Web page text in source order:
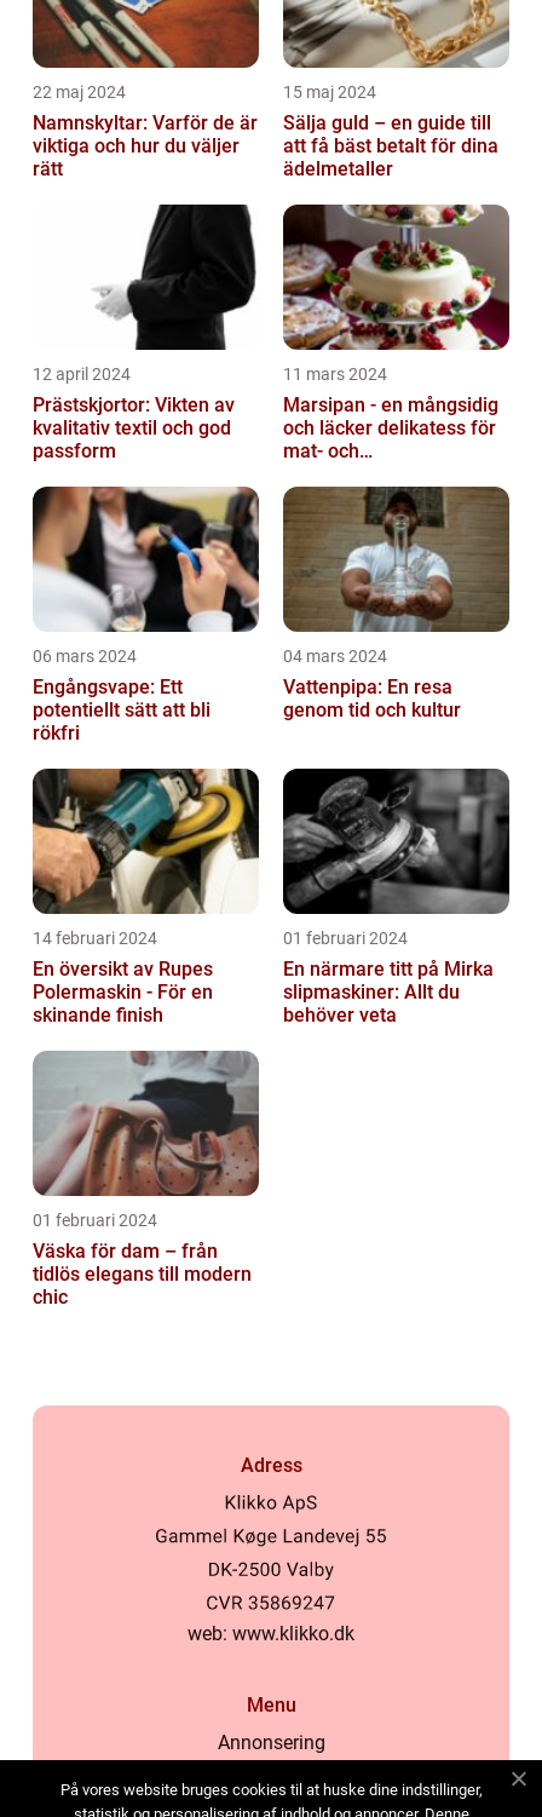
22 maj 2024
Namnskyltar: Varför de är
viktiga och hur du väljer
rätt
15 maj 2024
Sälja guld – en guide till
att få bäst betalt för dina
ädelmetaller
12 april 2024
Prästskjortor: Vikten av
kvalitativ textil och god
passform
11 mars 2024
Marsipan - en mångsidig
och läcker delikatess för
mat- och
06 mars 2024
Engångsvape: Ett
potentiellt sätt att bli
rökfri
04 mars 2024
Vattenpipa: En resa
genom tid och kultur
14 februari 2024
En översikt av Rupes
Polermaskin - För en
skinande finish
01 februari 2024
En närmare titt på Mirka
slipmaskiner: Allt du
behöver veta
01 februari 2024
Väska för dam – från
tidlös elegans till modern
chic
Adress
web: www.klikko.dk
Menu
Annonsering
Cookies
På vores website bruges cookies til at huske dine indstillinger,